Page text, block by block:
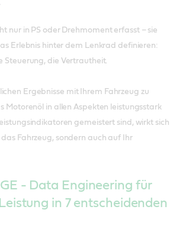
nur in PS oder Drehmoment erfasst – sie
Erlebnis hinter dem Lenkrad definieren:
Steuerung, die Vertrautheit.
Ergebnisse mit Ihrem Fahrzeug zu
Motorenöl in allen Aspekten leistungsstark
gemeistert sind, wirkt sich
Fahrzeug, sondern auch auf Ihr
- Data Engineering für
in 7 entscheidenden